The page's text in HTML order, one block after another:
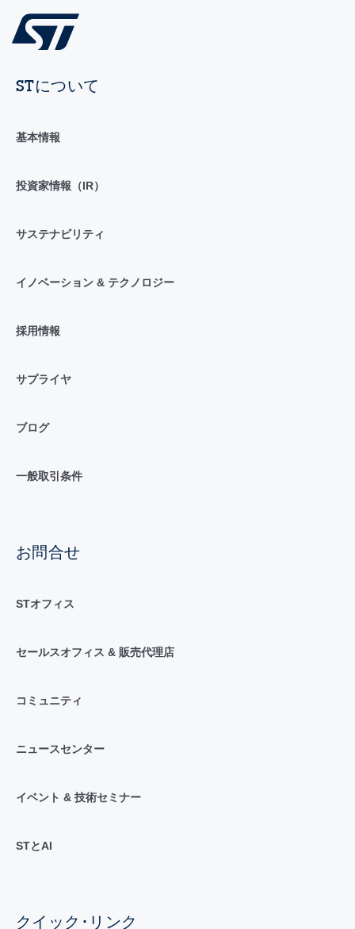
STについて
基本情報
投資家情報（IR）
サステナビリティ
イノベーション & テクノロジー
採用情報
サプライヤ
ブログ
一般取引条件
お問合せ
STオフィス
セールスオフィス & 販売代理店
コミュニティ
ニュースセンター
イベント & 技術セミナー
STとAI
クイック･リンク